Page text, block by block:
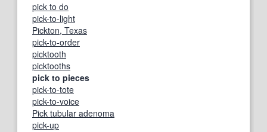
pick to do
pick-to-light
Pickton, Texas
pick-to-order
picktooth
picktooths
pick to pieces
pick-to-tote
pick-to-voice
Pick tubular adenoma
pick-up